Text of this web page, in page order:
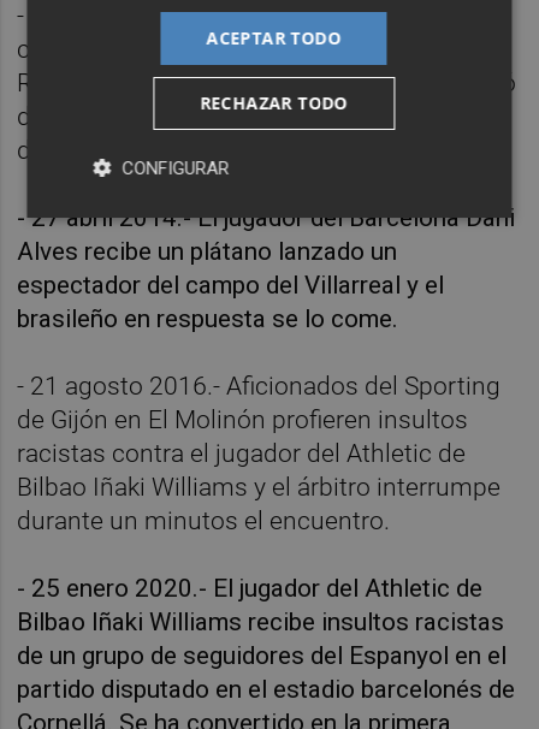
- 25 febrero 2006.- Samuel Eto'o amenaza
con abandonar el terreno del juego de La
Romareda, por los gritos racistas que recibió
desde las gradas. El jugador finalmente
desistió.
- 27 abril 2014.- El jugador del Barcelona Dani
Alves recibe un plátano lanzado un
espectador del campo del Villarreal y el
brasileño en respuesta se lo come.
- 21 agosto 2016.- Aficionados del Sporting
de Gijón en El Molinón profieren insultos
racistas contra el jugador del Athletic de
Bilbao Iñaki Williams y el árbitro interrumpe
durante un minutos el encuentro.
- 25 enero 2020.- El jugador del Athletic de
Bilbao Iñaki Williams recibe insultos racistas
de un grupo de seguidores del Espanyol en el
partido disputado en el estadio barcelonés de
ACEPTAR TODO
RECHAZAR TODO
CONFIGURAR